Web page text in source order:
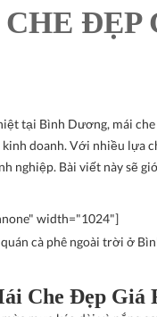
tại Bình Dương, mái
doanh. Với nhiều lựa
nghiệp. Bài viết này sẽ
width="1024"]
Che Đẹp Giá